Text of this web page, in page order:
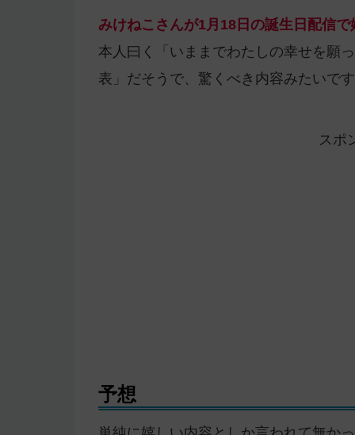
みけねこさんが1月18日の誕生日配信
本人曰く「いままでわたしの幸せを願
表」だそうで、驚くべき内容みたいで
スポ
予想